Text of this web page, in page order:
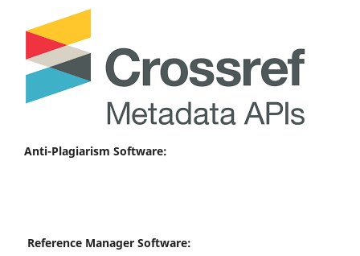
Anti-Plagiarism Software:
Reference Manager Software: